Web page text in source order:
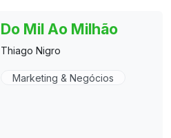
Do Mil Ao Milhão
Thiago Nigro
Marketing & Negócios